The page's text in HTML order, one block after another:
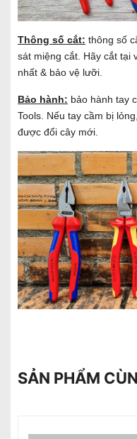
Thông số cắt: thông số
sát miệng cắt. Hãy cắt tại
nhất & bảo vệ lưỡi.
Bảo hành: bảo hành tay
Tools. Nếu tay cầm bị
được đổi cây mới.
SẢN PHẨM